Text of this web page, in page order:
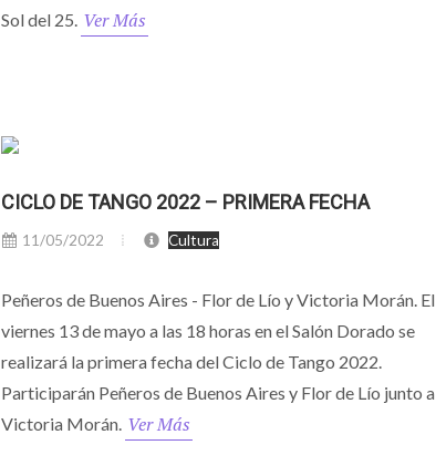
Sol del 25. Ver Más
CICLO DE TANGO 2022 – PRIMERA FECHA
11/05/2022 Cultura
Peñeros de Buenos Aires - Flor de Lío y Victoria Morán. El
viernes 13 de mayo a las 18 horas en el Salón Dorado se
realizará la primera fecha del Ciclo de Tango 2022.
Participarán Peñeros de Buenos Aires y Flor de Lío junto a
Victoria Morán. Ver Más